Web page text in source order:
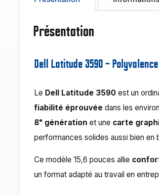
Présentation
Dell Latitude 3590 –
Le Dell Latitude 3590 est un
fiabilité éprouvée dans les
8ᵉ génération et une carte
performances solides aussi bien en
Ce modèle 15,6 pouces allie
un format adapté au travail en